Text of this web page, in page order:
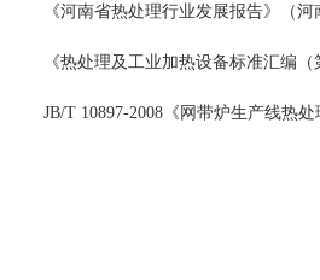
《河南省热处理行业发展报告》（河
《热处理及工业加热设备标准汇编
JB/T 10897‑2008《网带炉生产线热